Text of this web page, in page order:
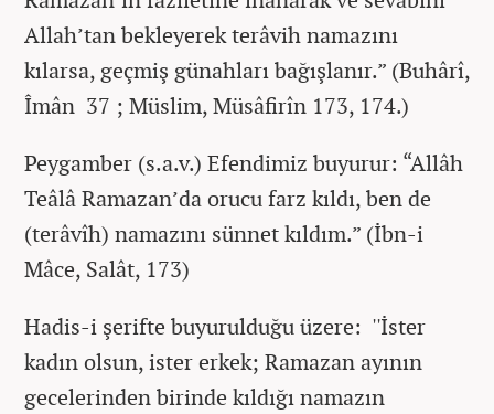
Allah’tan bekleyerek terâvih namazını
kılarsa, geçmiş günahları bağışlanır.” (Buhârî,
Îmân 37 ; Müslim, Müsâfirîn 173, 174.)
Peygamber (s.a.v.) Efendimiz buyurur: “Allâh
Teâlâ Ramazan’da orucu farz kıldı, ben de
(terâvîh) namazını sünnet kıldım.” (İbn-i
Mâce, Salât, 173)
Hadis-i şerifte buyurulduğu üzere: ''İster
kadın olsun, ister erkek; Ramazan ayının
gecelerinden birinde kıldığı namazın